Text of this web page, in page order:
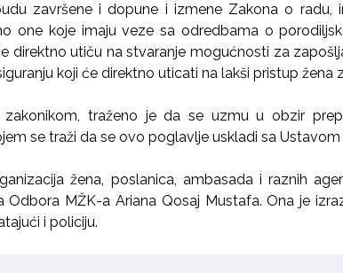
završene i dopune i izmene Zakona o radu,
one koje imaju veze sa odredbama o
direktno utiču na stvaranje mogućnosti za
koji će direktno uticati na lakši pristup žena
traženo je da se uzmu u obzir
se traži da se ovo poglavlje uskladi sa
žena, poslanica, ambasada i raznih
Odbora MŽK-a Ariana Qosaj Mustafa. Ona je
i policiju.